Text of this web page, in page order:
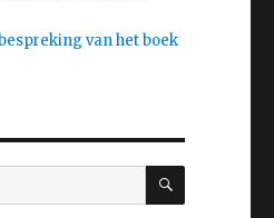
van het boek
ZOEKEN